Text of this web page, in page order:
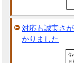
対応も誠実さ
かりました